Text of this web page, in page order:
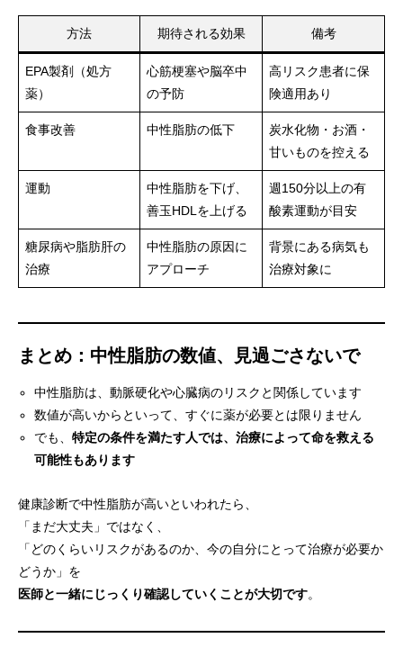
方法 期待される効果 備考
EPA製剤（処方
薬）
心筋梗塞や脳卒中
の予防
高リスク患者に保
険適用あり
食事改善 中性脂肪の低下
炭水化物・お酒・
甘いものを控える
運動
中性脂肪を下げ、
善玉HDLを上げる
週150分以上の有
酸素運動が目安
糖尿病や脂肪肝の
治療
中性脂肪の原因に
アプローチ
背景にある病気も
治療対象に
まとめ：中性脂肪の数値、見過ごさないで
中性脂肪は、動脈硬化や心臓病のリスクと関係しています
数値が高いからといって、すぐに薬が必要とは限りません
でも、特定の条件を満たす人では、治療によって命を救える
可能性もあります
健康診断で中性脂肪が高いといわれたら、
「まだ大丈夫」ではなく、
「どのくらいリスクがあるのか、今の自分にとって治療が必要か
どうか」を
医師と一緒にじっくり確認していくことが大切です。